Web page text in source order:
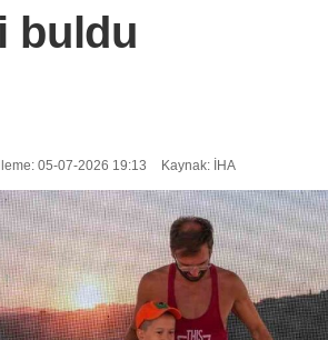
buldu
05-07-2026 19:13 Kaynak: İHA